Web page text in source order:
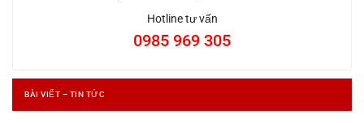
Hotline tư vấn
0985 969 305
BÀI VIẾT – TIN TỨC